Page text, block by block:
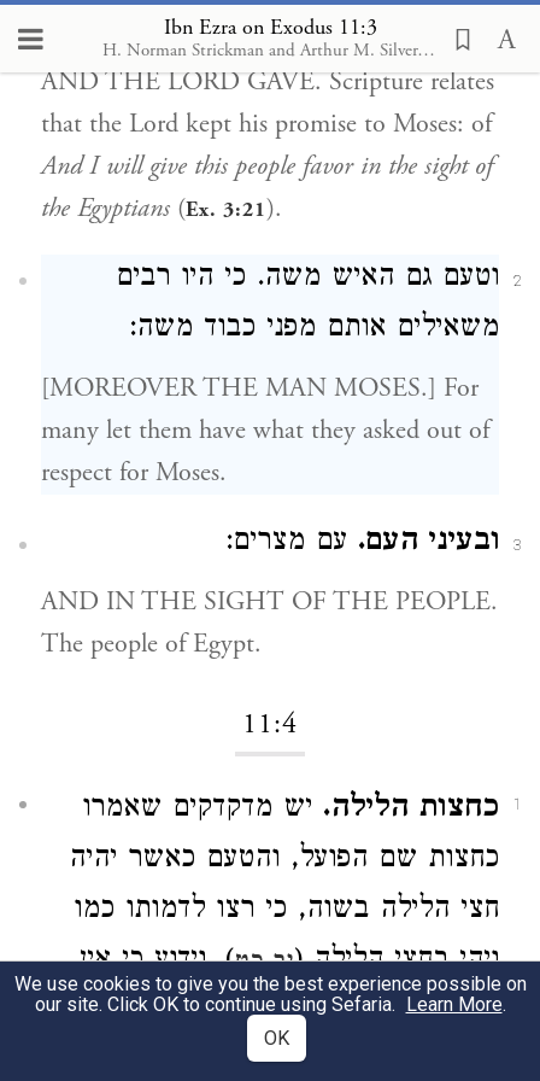
Ibn Ezra on Exodus 11:3
H. Norman Strickman and Arthur M. Silver. Menorah Pub., 1988-2004
ג כא
AND THE LORD GAVE. Scripture relates
that the Lord kept his promise to Moses: of
And I will give this people favor in the sight of
the Egyptians (Ex. 3:21).
2
וטעם גם האיש משה. כי היו רבים
משאילים אותם מפני כבוד משה:
[MOREOVER THE MAN MOSES.] For
many let them have what they asked out of
respect for Moses.
3 ובעיני העם. עם מצרים:
AND IN THE SIGHT OF THE PEOPLE.
The people of Egypt.
11:4
1 כחצות הלילה. יש מדקדקים שאמרו
כחצות שם הפועל, והטעם כאשר יהיה
חצי הלילה בשוה, כי רצו לדמותו כמו
ויהי בחצי הלילה (יב כט), וידוע כי אין
יכולת בחכם לידע רגע חצי היום כ"א
בטורח גדול בכלים גדולים של נחשת,
We use cookies to give you the best experience possible on
our site. Click OK to continue using Sefaria. Learn More.
OK